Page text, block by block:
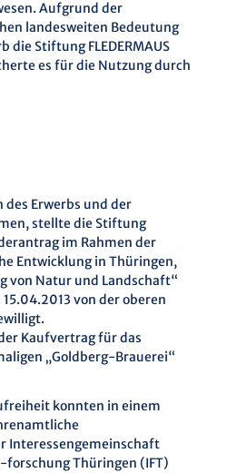
Aufgrund der
landesweiten Bedeutung
die Stiftung FLEDERMAUS
es für die Nutzung durch
des Erwerbs und der
stellte die Stiftung
im Rahmen der
Entwicklung in Thüringen,
von Natur und Landschaft“
von der oberen
Kaufvertrag für das
„Goldberg-Brauerei“
konnten in einem
Interessengemeinschaft
forschung Thüringen (IFT)